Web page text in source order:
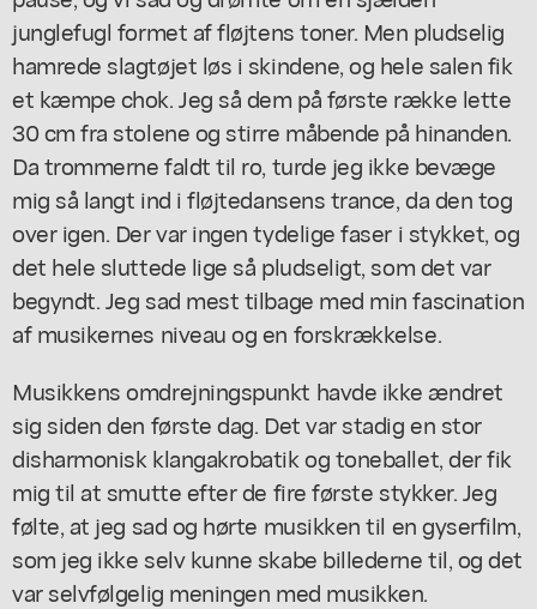
junglefugl formet af fløjtens toner. Men pludselig
hamrede slagtøjet løs i skindene, og hele salen fik
et kæmpe chok. Jeg så dem på første række lette
30 cm fra stolene og stirre måbende på hinanden.
Da trommerne faldt til ro, turde jeg ikke bevæge
mig så langt ind i fløjtedansens trance, da den tog
over igen. Der var ingen tydelige faser i stykket, og
det hele sluttede lige så pludseligt, som det var
begyndt. Jeg sad mest tilbage med min fascination
af musikernes niveau og en forskrækkelse.
Musikkens omdrejningspunkt havde ikke ændret
sig siden den første dag. Det var stadig en stor
disharmonisk klangakrobatik og toneballet, der fik
mig til at smutte efter de fire første stykker. Jeg
følte, at jeg sad og hørte musikken til en gyserfilm,
som jeg ikke selv kunne skabe billederne til, og det
var selvfølgelig meningen med musikken.